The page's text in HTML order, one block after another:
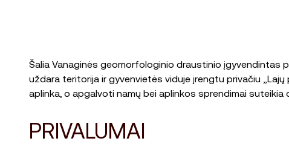
Šalia Vanaginės geomorfologinio draustinio įgyvendintas
uždara teritorija ir gyvenvietės viduje įrengtu privačiu
aplinka, o apgalvoti namų bei aplinkos sprendimai
PRIVALUMAI